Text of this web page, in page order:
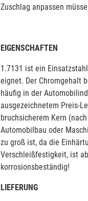
Zuschlag anpassen
EIGENSCHAFTEN
1.7131 ist ein
eignet. Der Chromgehalt
häufig in der
ausgezeichnetem Preis-
bruchsicherem Kern
Automobilbau oder
zu groß ist, da die
Verschleißfestigkeit, ist
korrosionsbeständig!
LIEFERUNG